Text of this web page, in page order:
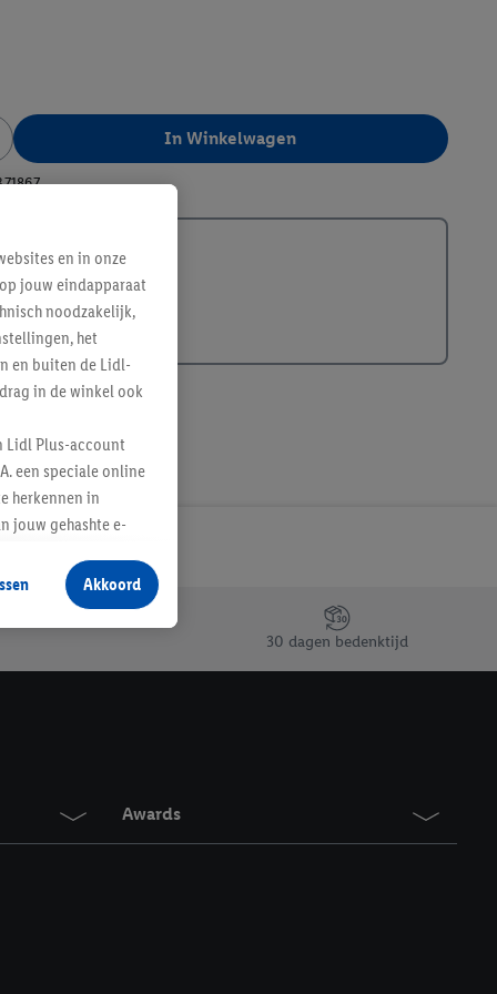
In Winkelwagen
30 dagen bedenktijd
Awards
en in onze
jouw eindapparaat
noodzakelijk,
het
en buiten de Lidl-
in de winkel ook
Lidl Plus-account
een speciale online
herkennen in
jouw gehashte e-
producten waarin je
te plaatsen
verschillende
kunnen worden
vergelijkbare
in te
Akkoord